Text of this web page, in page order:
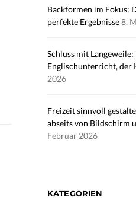
Backformen im Fokus:
perfekte Ergebnisse8.
Schluss mit
Englischunterricht, der
2026
Freizeit sinnvoll
abseits von Bildschirm
Februar 2026
KATEGORIEN